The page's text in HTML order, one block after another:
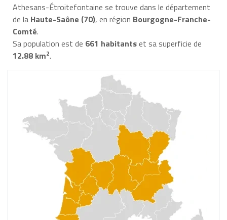
Athesans-Étroitefontaine se trouve dans le département
de la Haute-Saône (70), en région Bourgogne-Franche-
Comté.
Sa population est de 661 habitantset sa superficie de
12.88 km2.